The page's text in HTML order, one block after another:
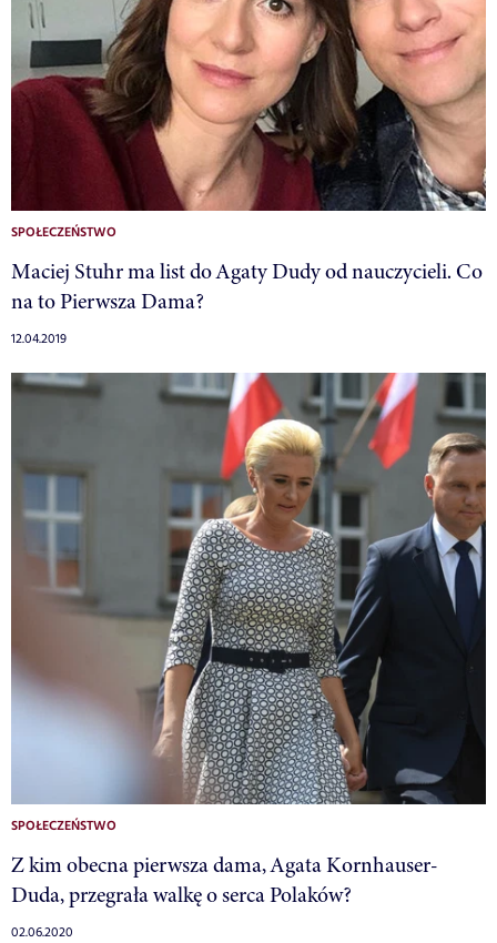
SPOŁECZEŃSTWO
Maciej Stuhr ma list do Agaty Dudy od nauczycieli. Co
na to Pierwsza Dama?
12.04.2019
SPOŁECZEŃSTWO
Z kim obecna pierwsza dama, Agata Kornhauser-
Duda, przegrała walkę o serca Polaków?
02.06.2020